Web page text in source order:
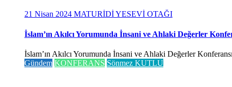
21 Nisan 2024 MATURİDİ YESEVİ OTAĞI
İslam’ın Akılcı Yorumunda İnsani ve Ahlaki Değerler
İslam’ın Akılcı Yorumunda İnsani ve Ahlaki Değerler
Gündem KONFERANS Sönmez KUTLU